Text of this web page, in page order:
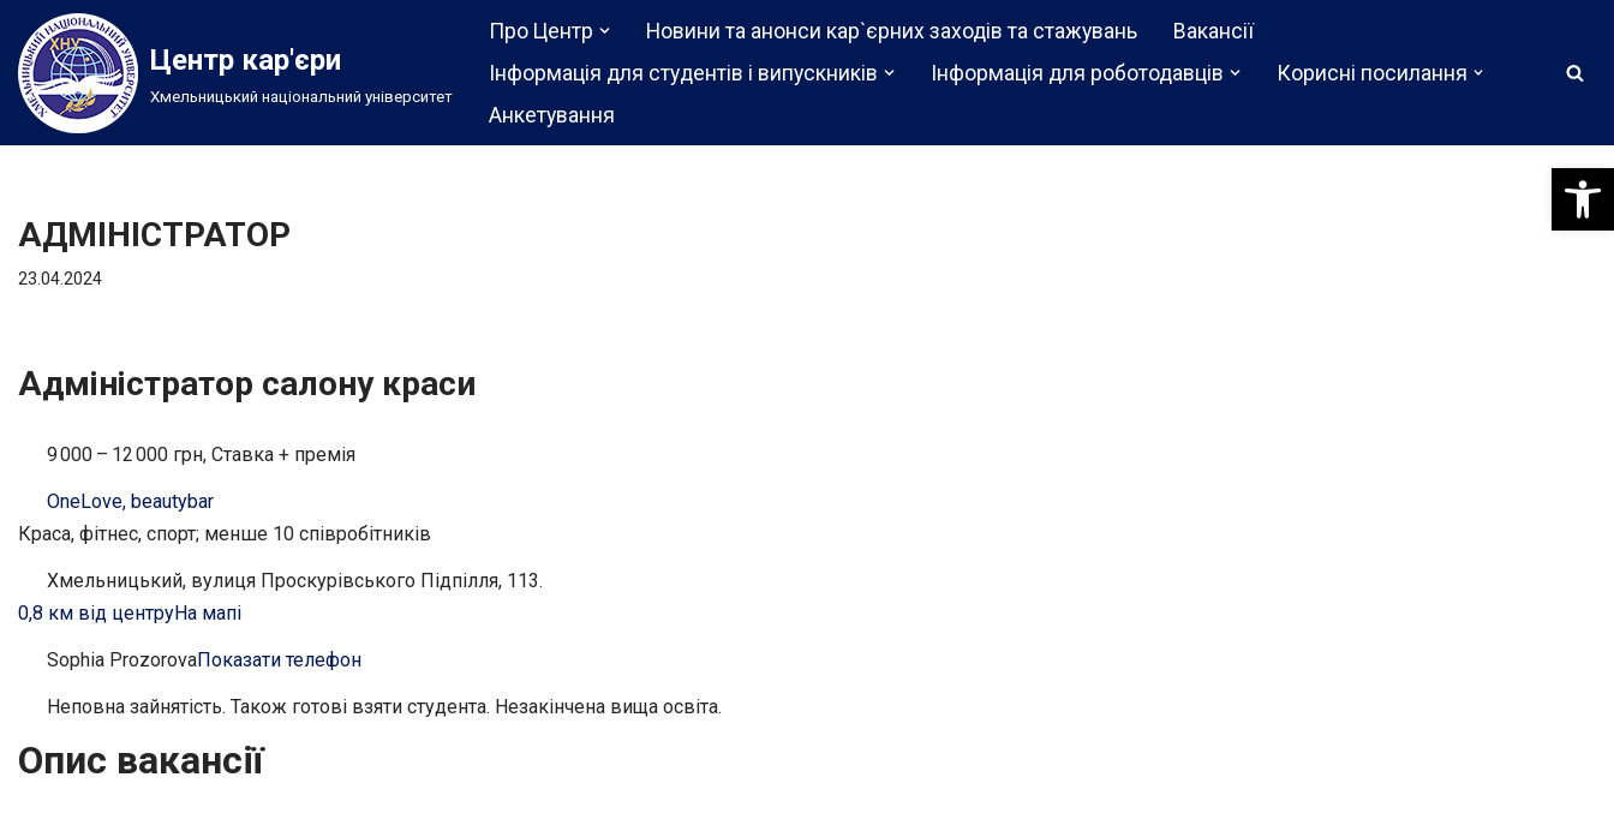
Перейти
до
вмісту
Центр кар'єри
Хмельницький національний університет
Про Центр Новини та анонси кар`єрних заходів та стажувань
Вакансії
Інформація для студентів і випускників
Інформація для роботодавців
Корисні посилання
Анкетування
АДМІНІСТРАТОР
23.04.2024
Адміністратор салону краси
9 000 – 12 000 грн, Ставка + премія
OneLove, beautybar
Краса, фітнес, спорт; менше 10 співробітників
Хмельницький, вулиця Проскурівського Підпілля, 113.
0,8 км від центруНа мапі
Sophia ProzorovaПоказати телефон
Неповна зайнятість. Також готові взяти студента. Незакінчена вища освіта.
Опис вакансії